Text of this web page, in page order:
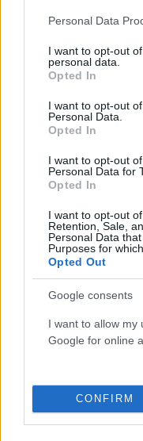
Please note that this
not limited to your visit
grant or deny consent
use your data for
consent section.
Personal Data
I want to opt-out
personal data.
Opted In
I want to opt-out
Personal Data.
Opted In
I want to opt-out
Personal Data for
Opted In
I want to opt-out
Retention, Sale,
Personal Data
Purposes for
Opted Out
Google consents
I want to allow my
Google for online
CONFIRM
Μητροπολιτική
ακόμη πιο αυστηρά